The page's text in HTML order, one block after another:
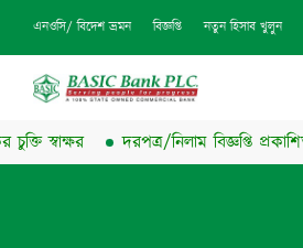
এনওসি/ বিদেশ ভ্রমন বিজ্ঞপ্তি নতুন হিসাব খুলুন
স্বাক্ষর দরপত্র/নিলাম বিজ্ঞপ্তি প্রকাশিত